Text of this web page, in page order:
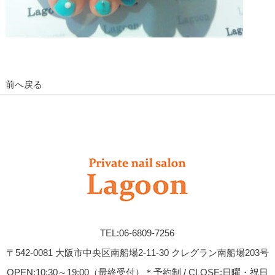
前へ戻る
TEL:06-6809-7256
〒542-0081 大阪市中央区南船場2-11-30 クレグラン南船場203号
OPEN:10:30～19:00（最終受付）＊予約制 / CLOSE:日曜・祝日